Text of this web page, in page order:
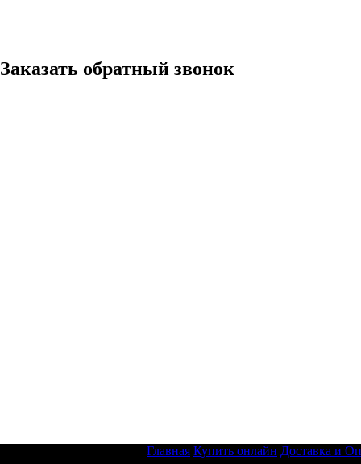
Заказать обратный звонок
Главная Купить онлайн Доставка и